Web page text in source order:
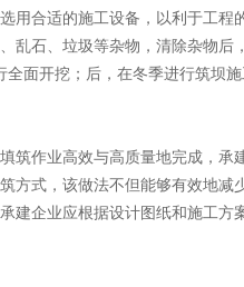
用合适的施工设备，以利于工程
乱石、垃圾等杂物，清除杂物后
面开挖；后，在冬季进行筑坝
筑作业高效与高质量地完成，承
方式，该做法不但能够有效地减
建企业应根据设计图纸和施工方